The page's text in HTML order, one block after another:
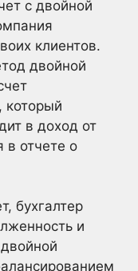
с двойной
клиентов.
двойной
который
в доход от
в отчете о
бухгалтер
и